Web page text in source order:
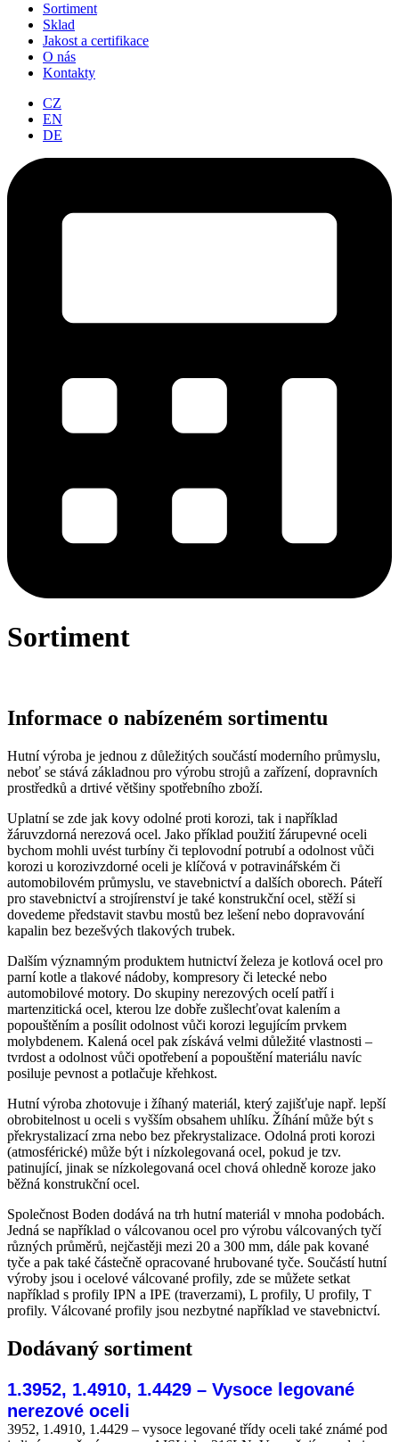
Sortiment
Sklad
Jakost a certifikace
O nás
Kontakty
CZ
EN
DE
Sortiment
Informace o nabízeném sortimentu
Hutní výroba je jednou z důležitých součástí moderního průmyslu,
neboť se stává základnou pro výrobu strojů a zařízení, dopravních
prostředků a drtivé většiny spotřebního zboží.
Uplatní se zde jak kovy odolné proti korozi, tak i například
žáruvzdorná nerezová ocel. Jako příklad použití žárupevné oceli
bychom mohli uvést turbíny či teplovodní potrubí a odolnost vůči
korozi u korozivzdorné oceli je klíčová v potravinářském či
automobilovém průmyslu, ve stavebnictví a dalších oborech. Páteří
pro stavebnictví a strojírenství je také konstrukční ocel, stěží si
dovedeme představit stavbu mostů bez lešení nebo dopravování
kapalin bez bezešvých tlakových trubek.
Dalším významným produktem hutnictví železa je kotlová ocel pro
parní kotle a tlakové nádoby, kompresory či letecké nebo
automobilové motory. Do skupiny nerezových ocelí patří i
martenzitická ocel, kterou lze dobře zušlechťovat kalením a
popouštěním a posílit odolnost vůči korozi legujícím prvkem
molybdenem. Kalená ocel pak získává velmi důležité vlastnosti –
tvrdost a odolnost vůči opotřebení a popouštění materiálu navíc
posiluje pevnost a potlačuje křehkost.
Hutní výroba zhotovuje i žíhaný materiál, který zajišťuje např. lepší
obrobitelnost u oceli s vyšším obsahem uhlíku. Žíhání může být s
překrystalizací zrna nebo bez překrystalizace. Odolná proti korozi
(atmosférické) může být i nízkolegovaná ocel, pokud je tzv.
patinující, jinak se nízkolegovaná ocel chová ohledně koroze jako
běžná konstrukční ocel.
Společnost Boden dodává na trh hutní materiál v mnoha podobách.
Jedná se například o válcovanou ocel pro výrobu válcovaných tyčí
různých průměrů, nejčastěji mezi 20 a 300 mm, dále pak kované
tyče a pak také částečně opracované hrubované tyče. Součástí hutní
výroby jsou i ocelové válcované profily, zde se můžete setkat
například s profily IPN a IPE (traverzami), L profily, U profily, T
profily. Válcované profily jsou nezbytné například ve stavebnictví.
Dodávaný sortiment
1.3952, 1.4910, 1.4429 – Vysoce legované
nerezové oceli
3952, 1.4910, 1.4429 – vysoce legované třídy oceli také známé pod